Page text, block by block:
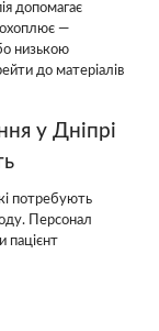
допомагає
охоплює —
низькою
до матеріалів
у Дніпрі
потребують
Персонал
пацієнт